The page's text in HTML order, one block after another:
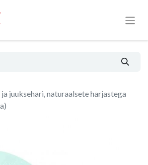
juuksehari, naturaalsete harjastega